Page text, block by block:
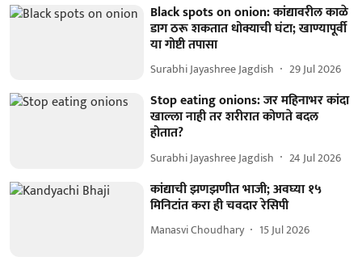
Black spots on onion: कांद्यावरील काळे
डाग ठरू शकतात धोक्याची घंटा; खाण्यापूर्वी
या गोष्टी तपासा
Surabhi Jayashree Jagdish 29 Jul 2026
Stop eating onions: जर महिनाभर कांदा
खाल्ला नाही तर शरीरात कोणते बदल
होतात?
Surabhi Jayashree Jagdish 24 Jul 2026
कांद्याची झणझणीत भाजी; अवघ्या १५
मिनिटांत करा ही चवदार रेसिपी
Manasvi Choudhary 15 Jul 2026